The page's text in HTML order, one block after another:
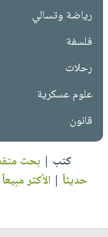
رياضة وتسالي
فلسفة
رحلات
علوم عسكرية
قانون
كتب | بحث
حديثاً |الأكثر مبيعاً